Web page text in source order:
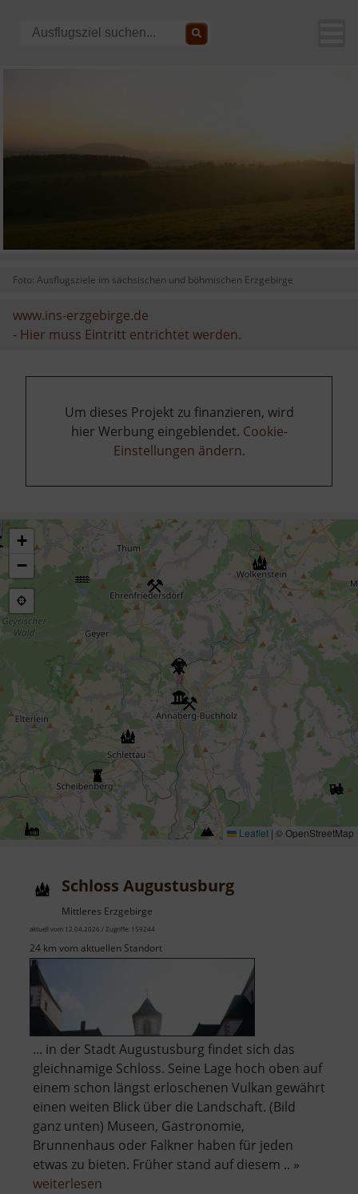
Foto: Ausflugsziele im sächsischen und böhmischen Erzgebirge
www.ins-erzgebirge.de
- Hier muss Eintritt entrichtet werden.
Um dieses Projekt zu finanzieren, wird
hier Werbung eingeblendet. Cookie-
Einstellungen ändern.
+
−
Leaflet | © OpenStreetMap
Schloss Augustusburg
Mittleres Erzgebirge
aktuell vom 12.04.2026 / Zugriffe: 159244
24 km vom aktuellen Standort
... in der Stadt Augustusburg findet sich das
gleichnamige Schloss. Seine Lage hoch oben auf
einem schon längst erloschenen Vulkan gewährt
einen weiten Blick über die Landschaft. (Bild
ganz unten) Museen, Gastronomie,
Brunnenhaus oder Falkner haben für jeden
etwas zu bieten. Früher stand auf diesem .. »
weiterlesen